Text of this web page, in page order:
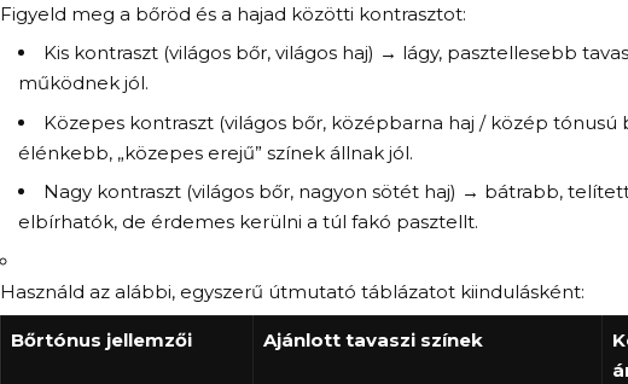
Figyeld meg a bőröd és a hajad közötti kontrasztot:
Kis kontraszt (világos bőr, világos haj) → lágy, pasztellesebb
működnek jól.
Közepes kontraszt (világos bőr, középbarna haj / közép tónusú
élénkebb, „közepes erejű” színek állnak jól.
Nagy kontraszt (világos bőr, nagyon sötét haj) → bátrabb,
elbírhatók, de érdemes kerülni a túl fakó pasztellt.
Használd az alábbi, egyszerű útmutató táblázatot kiindulásként:
Bőrtónus jellemzői Ajánlott tavaszi színek